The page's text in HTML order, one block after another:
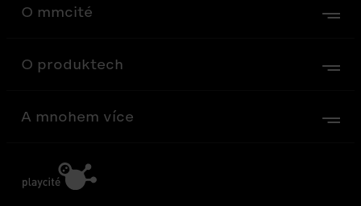
O mmcité
O produktech
A mnohem více